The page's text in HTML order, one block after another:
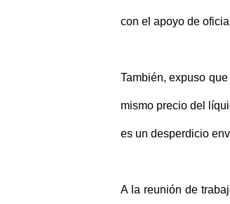
con el apoyo de
También, expuso
mismo precio del
es un desperdicio
A la reunión de